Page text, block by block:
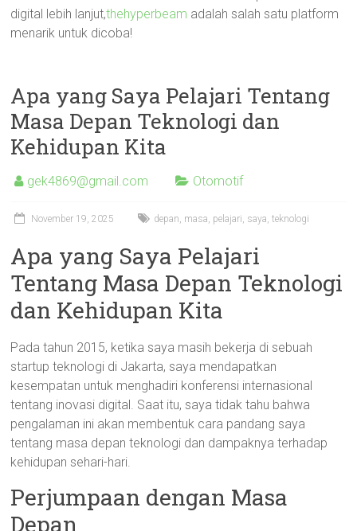
digital lebih lanjut,thehyperbeam adalah salah satu platform
menarik untuk dicoba!
Apa yang Saya Pelajari Tentang
Masa Depan Teknologi dan
Kehidupan Kita
gek4869@gmail.com Otomotif
November 19, 2025 depan, masa, pelajari, saya,teknologi
Apa yang Saya Pelajari
Tentang Masa Depan Teknologi
dan Kehidupan Kita
Pada tahun 2015, ketika saya masih bekerja di sebuah
startup teknologi di Jakarta, saya mendapatkan
kesempatan untuk menghadiri konferensi internasional
tentang inovasi digital. Saat itu, saya tidak tahu bahwa
pengalaman ini akan membentuk cara pandang saya
tentang masa depan teknologi dan dampaknya terhadap
kehidupan sehari-hari.
Perjumpaan dengan Masa
Depan